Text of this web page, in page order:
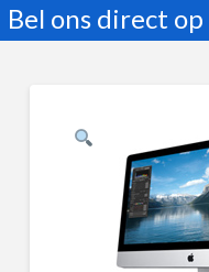
Bel ons direct op